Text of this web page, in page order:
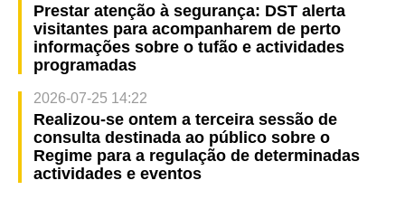
Prestar atenção à segurança: DST alerta
visitantes para acompanharem de perto
informações sobre o tufão e actividades
programadas
2026-07-25 14:22
Realizou-se ontem a terceira sessão de
consulta destinada ao público sobre o
Regime para a regulação de determinadas
actividades e eventos